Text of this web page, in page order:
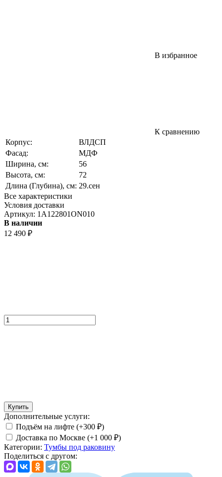
В избранное
К сравнению
Корпус:
ВЛДСП
Фасад:
МДФ
Ширина, см:
56
Высота, см:
72
Длина (Глубина), см: 29.сен
Все характеристики
Условия доставки
Артикул: 1A122801ON010
В наличии
12 490 ₽
Купить
Дополнительные услуги:
Подъём на лифте (+300 ₽)
Доставка по Москве (+1 000 ₽)
Категории: Тумбы под раковину
Поделиться с другом: